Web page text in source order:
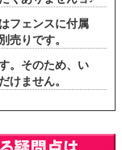
フェンスに付属
りです。
。そのため、い
けません。